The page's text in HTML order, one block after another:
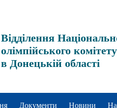
Відділення
олімпійського
в Донецькій області
Документи Новини